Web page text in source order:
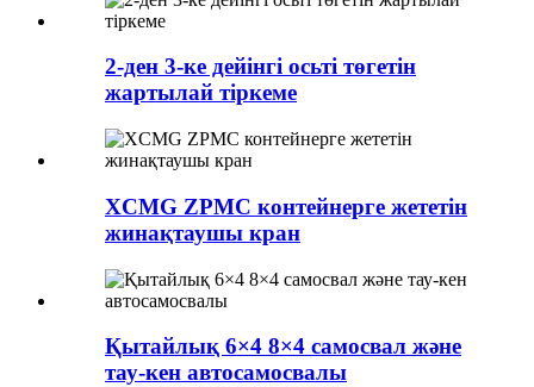
2-ден 3-ке дейінгі осьті төгетін
жартылай тіркеме
XCMG ZPMC контейнерге жететін
жинақтаушы кран
Қытайлық 6×4 8×4 самосвал және
тау-кен автосамосвалы